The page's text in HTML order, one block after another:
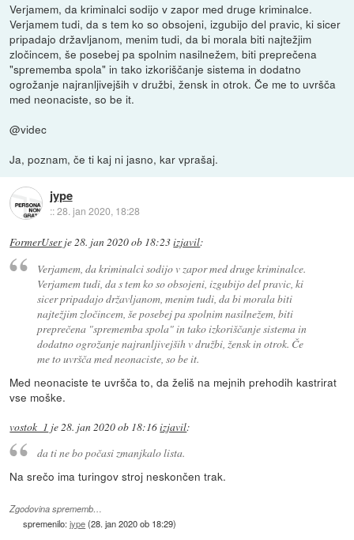
Verjamem, da kriminalci sodijo v zapor med druge kriminalce.
Verjamem tudi, da s tem ko so obsojeni, izgubijo del pravic, ki sicer
pripadajo državljanom, menim tudi, da bi morala biti najtežjim
zločincem, še posebej pa spolnim nasilnežem, biti preprečena
"sprememba spola" in tako izkoriščanje sistema in dodatno
ogrožanje najranljivejših v družbi, žensk in otrok. Če me to uvršča
med neonaciste, so be it.
@videc
Ja, poznam, če ti kaj ni jasno, kar vprašaj.
jype
::28. jan 2020, 18:28
FormerUserje28. jan 2020 ob 18:23izjavil:
Verjamem, da kriminalci sodijo v zapor med druge kriminalce.
Verjamem tudi, da s tem ko so obsojeni, izgubijo del pravic, ki
sicer pripadajo državljanom, menim tudi, da bi morala biti
najtežjim zločincem, še posebej pa spolnim nasilnežem, biti
preprečena "sprememba spola" in tako izkoriščanje sistema in
dodatno ogrožanje najranljivejših v družbi, žensk in otrok. Če
me to uvršča med neonaciste, so be it.
Med neonaciste te uvršča to, da želiš na mejnih prehodih kastrirat
vse moške.
vostok_1 je28. jan 2020 ob 18:16izjavil:
da ti ne bo počasi zmanjkalo lista.
Na srečo ima turingov stroj neskončen trak.
Zgodovina sprememb…
spremenilo:jype(28. jan 2020 ob 18:29)